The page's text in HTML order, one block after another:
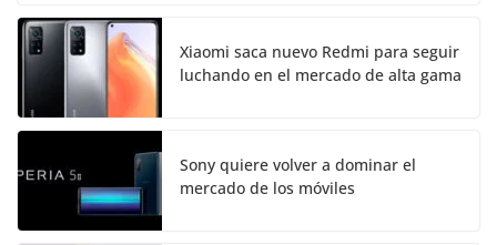
Xiaomi saca nuevo Redmi para seguir
luchando en el mercado de alta gama
Sony quiere volver a dominar el
mercado de los móviles